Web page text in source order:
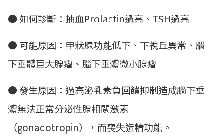
● 如何診斷：抽血Prolactin過高、TSH過高
● 可能原因：甲狀腺功能低下、下視丘異常、腦
下垂體巨大腺瘤、腦下垂體微小腺瘤
● 發生原因：過高泌乳素負回饋抑制造成腦下垂
體無法正常分泌性腺相關激素
（gonadotropin），而喪失造精功能。